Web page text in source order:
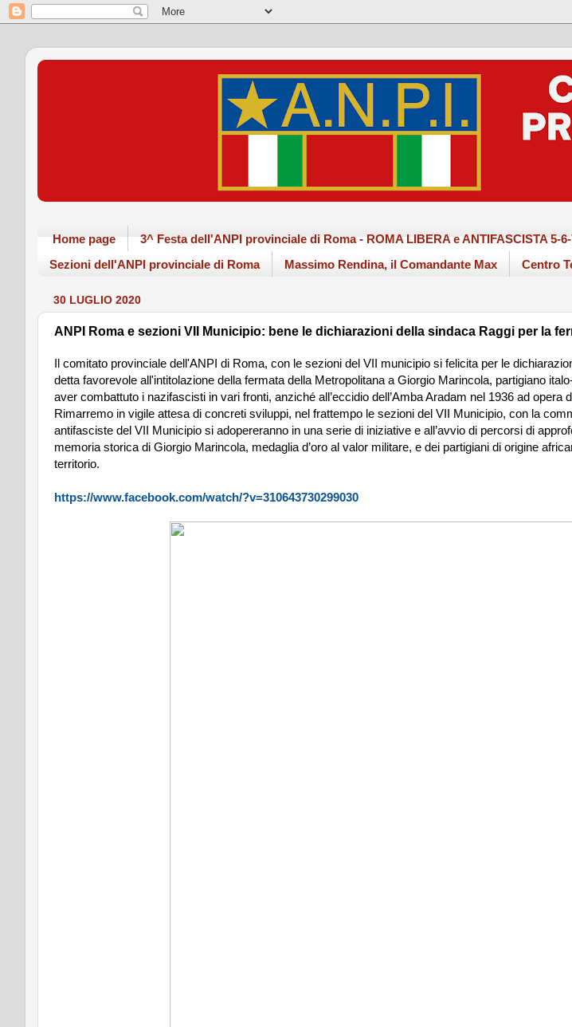
Home page 3^ Festa dell'ANPI provinciale di Roma - ROMA LIBERA e ANTIFASCISTA 5-
Sezioni dell'ANPI provinciale di Roma
Massimo Rendina, il Comandante Max Centro
30 LUGLIO 2020
ANPI Roma e sezioni VII Municipio: bene le dichiarazioni della sindaca Raggi per la
Il comitato provinciale dell'ANPI di Roma, con le sezioni del VII municipio si felicita per le
detta favorevole all'intitolazione della fermata della Metropolitana a Giorgio Marincola, partigiano
aver combattuto i nazifascisti in vari fronti, anziché all’eccidio dell’Amba Aradam nel 1936 ad opera
Rimarremo in vigile attesa di concreti sviluppi, nel frattempo le sezioni del VII Municipio, con la
antifasciste del VII Municipio si adopereranno in una serie di iniziative e all’avvio di percorsi di
memoria storica di Giorgio Marincola, medaglia d’oro al valor militare, e dei partigiani di origine
territorio.
https://www.facebook.com/watch/?v=310643730299030